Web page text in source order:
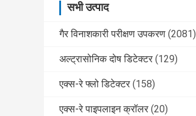
सभी उत्पाद
गैर विनाशकारी परीक्षण उपकरण (2081)
अल्ट्रासोनिक दोष डिटेक्टर (129)
एक्स-रे फ्लो डिटेक्टर (158)
एक्स-रे पाइपलाइन क्रॉलर (20)